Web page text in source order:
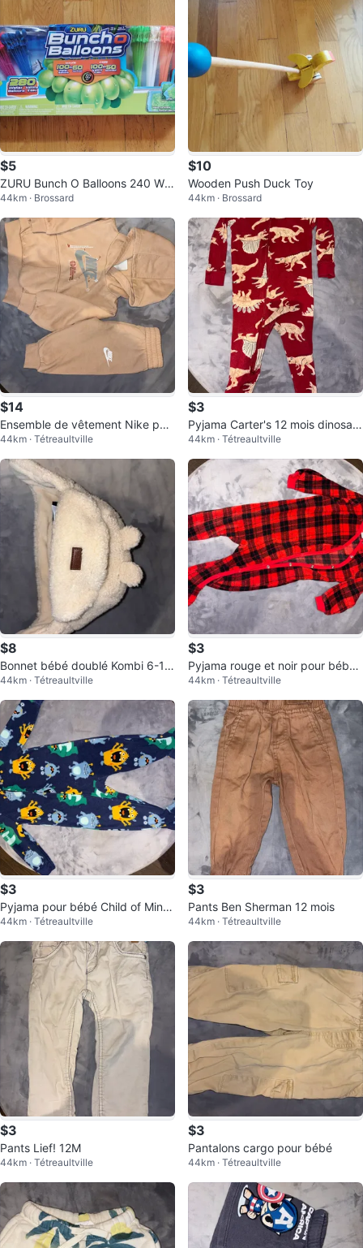
$5
ZURU Bunch O Balloons 240 Wat
er Balloons
44km · Brossard
$10
Wooden Push Duck Toy
44km · Brossard
$14
Ensemble de vêtement Nike pou
r tout-petit
44km · Tétreaultville
$3
Pyjama Carter's 12 mois dinosaur
es
44km · Tétreaultville
$8
Bonnet bébé doublé Kombi 6-12
mois
44km · Tétreaultville
$3
Pyjama rouge et noir pour bébé
Tag 12 mois
44km · Tétreaultville
$3
Pyjama pour bébé Child of Mine
par Carter's
44km · Tétreaultville
$3
Pants Ben Sherman 12 mois
44km · Tétreaultville
$3
Pants Lief! 12M
44km · Tétreaultville
$3
Pantalons cargo pour bébé
44km · Tétreaultville